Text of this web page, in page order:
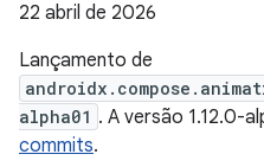
22 abril de 2026
Lançamento de
alpha01 . A versão 1.12.0-
commits.